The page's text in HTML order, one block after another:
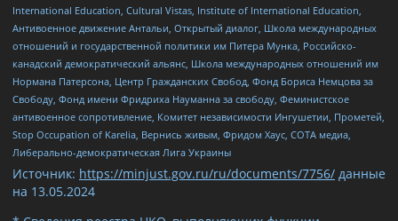
International Education, Cultural Vistas, Institute of International Education,
Антивоенное движение Антальи, Открытый диалог, Школа международных
отношений и государственной политики им Питера Мунка, Российско-
канадский демократический альянс, Школа международных отношений им
Нормана Патерсона, Центр Гражданских Свобод, Фонд Бориса Немцова за
Свободу, Фонд имени Фридриха Науманна за свободу, Феминистское
антивоенное сопротивление, Комитет независимости Ингушетии, Прометей,
Stop Occupation of Karelia, Вернись живым, Фридом Хаус, СОТА медиа,
Либерально-демократическая Лига Украины
Источник: https://minjust.gov.ru/ru/documents/7756/ данные
на 13.05.2024